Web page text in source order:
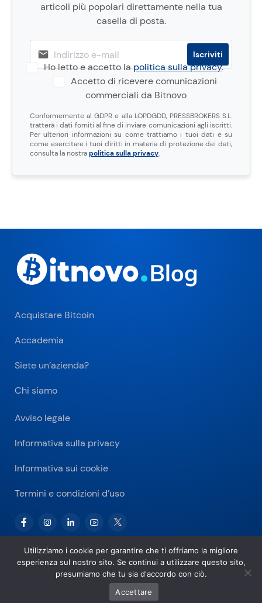
articoli più popolari direttamente nella tua
casella di posta.
Ho letto e accetto lapolitica sulla privacy.
Accetto di ricevere comunicazioni
commerciali da Bitnovo
Conformemente al GDPR e alla LOPDGDD, PRESSBROKERS S.L.
tratterà i dati forniti al fine di inviare comunicazioni agli iscritti.
Per ulteriori informazioni su come trattiamo i tuoi dati e su
come esercitare i tuoi diritti in materia di protezione dei dati,
consulta la nostrapolitica sulla privacy.
Acquistare Bitcoin
Accademia
Siete un’azienda?
Chi siamo
Avviso legale
Informativa sulla privacy
Informativa sui cookie
Termini e condizioni d’uso
Copyright © 2026 Bitnovo.com
Utilizziamo i cookie per garantire che ti offriamo la migliore
esperienza sul nostro sito. Se continui a utilizzare questo sito,
presumiamo che tu sia d'accordo con ciò.
Accettare